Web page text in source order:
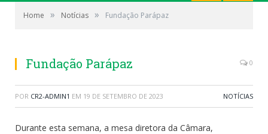
Home » Notícias » Fundação Parápaz
Fundação Parápaz 0
POR CR2-ADMIN1 EM 19 DE SETEMBRO DE 2023 NOTÍCIAS
Durante esta semana, a mesa diretora da Câmara,